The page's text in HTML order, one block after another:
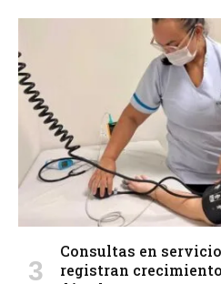
Consultas en
registran